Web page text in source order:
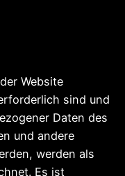
Website
sind und
Daten des
und andere
werden als
Es ist